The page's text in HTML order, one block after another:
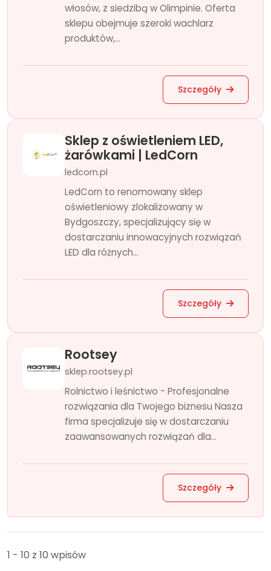
włosów, z siedzibą w Olimpinie. Oferta
sklepu obejmuje szeroki wachlarz
produktów,...
Szczegóły
Sklep z oświetleniem LED,
żarówkami | LedCorn
ledcorn.pl
LedCorn to renomowany sklep
oświetleniowy zlokalizowany w
Bydgoszczy, specjalizujący się w
dostarczaniu innowacyjnych rozwiązań
LED dla różnych...
Szczegóły
Rootsey
sklep.rootsey.pl
Rolnictwo i leśnictwo - Profesjonalne
rozwiązania dla Twojego biznesu Nasza
firma specjalizuje się w dostarczaniu
zaawansowanych rozwiązań dla...
Szczegóły
1 - 10 z 10 wpisów